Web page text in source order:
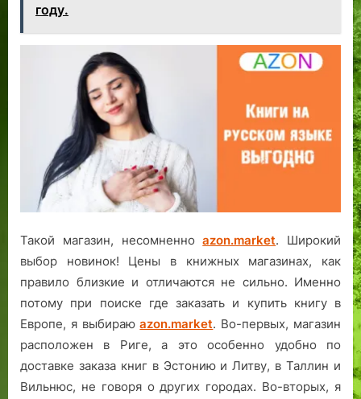
году.
Такой магазин, несомненноazon.market. Широкий
выбор новинок! Цены в книжных магазинах, как
правило близкие и отличаются не сильно. Именно
потому при поиске где заказать и купить книгу в
Европе, я выбираюazon.market. Во-первых, магазин
расположен в Риге, а это особенно удобно по
доставке заказа книг в Эстонию и Литву, в Таллин и
Вильнюс, не говоря о других городах. Во-вторых, я